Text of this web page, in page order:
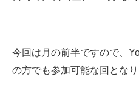
今回は月の前半ですので、
の方でも参加可能な回となり